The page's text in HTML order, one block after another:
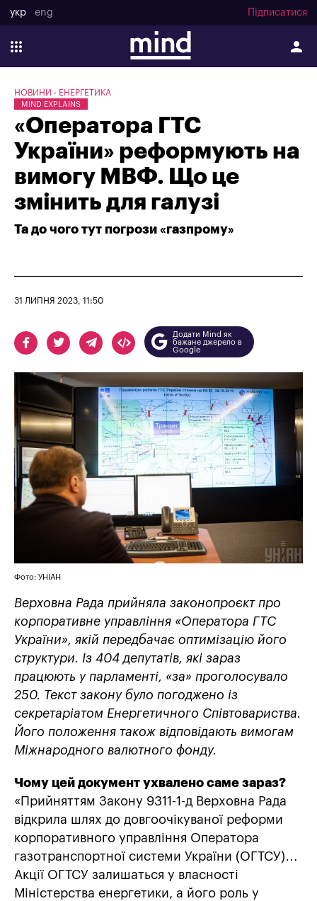
укр eng Підписатися
НОВИНИ ЕНЕРГЕТИКА
MIND EXPLAINS
«Оператора ГТС
України» реформують на
вимогу МВФ. Що це
змінить для галузі
Та до чого тут погрози «газпрому»
31 ЛИПНЯ 2023, 11:50
Додати Mind як
бажане джерело в
Google
Фото: УНІАН
Верховна Рада прийняла законопроєкт про
корпоративне управління «Оператора ГТС
України», якій передбачає оптимізацію його
структури. Із 404 депутатів, які зараз
працюють у парламенті, «за» проголосувало
250. Текст закону було погоджено із
секретаріатом Енергетичного Співтовариства.
Його положення також відповідають вимогам
Міжнародного валютного фонду.
Чому цей документ ухвалено саме зараз?
«Прийняттям Закону 9311-1-д Верховна Рада
відкрила шлях до довгоочікуваної реформи
корпоративного управління Оператора
газотранспортної системи України (ОГТСУ)…
Акції ОГТСУ залишаться у власності
Міністерства енергетики, а його роль у